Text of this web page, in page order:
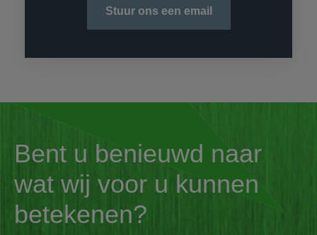
Stuur ons een email
Bent u benieuwd naar
wat wij voor u kunnen
betekenen?